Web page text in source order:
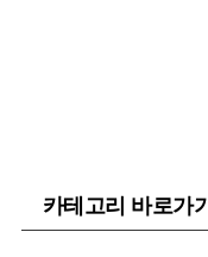
카테고리 바로가기